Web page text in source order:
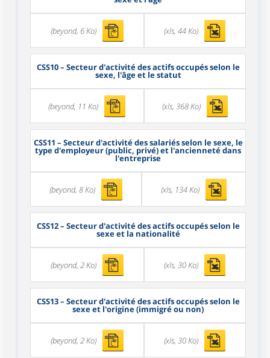
(beyond, 6 Ko) (xls, 44 Ko)
CSS10– Secteur d'activité des actifs occupés selon le
sexe, l'âge et le statut
(beyond, 11 Ko) (xls, 368 Ko)
CSS11 – Secteur d'activité des salariés selon le sexe, le
type d'employeur (public, privé) et l'ancienneté dans
l'entreprise
(beyond, 8 Ko) (xls, 134 Ko)
CSS12– Secteur d'activité des actifs occupés selon le
sexe et la nationalité
(beyond, 2 Ko) (xls, 30 Ko)
CSS13– Secteur d'activité des actifs occupés selon le
sexe et l'origine (immigré ou non)
(beyond, 2 Ko) (xls, 30 Ko)